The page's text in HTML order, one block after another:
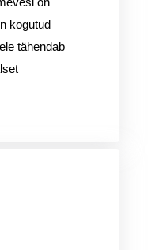
kogutud
tähendab